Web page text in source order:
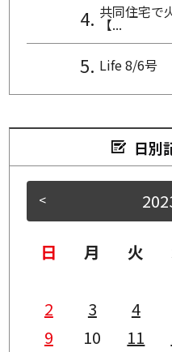
共同住宅で
【...
Life 8/6号
日別
<
日 月 火
2
3 4
9
10 11